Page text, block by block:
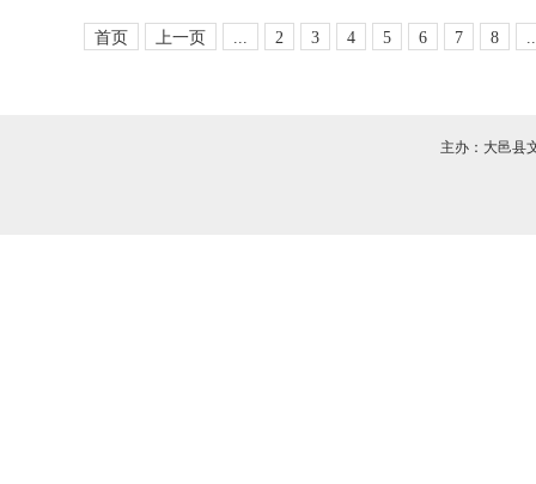
首页 上一页 ... 2 3 4 5 6 7 8
主办：大邑县